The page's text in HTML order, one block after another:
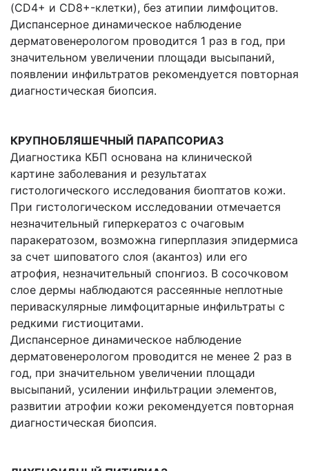
(CD4+ и CD8+-клетки), без атипии лимфоцитов.
Диспансерное динамическое наблюдение
дерматовенерологом проводится 1 раз в год, при
значительном увеличении площади высыпаний,
появлении инфильтратов рекомендуется повторная
диагностическая биопсия.
КРУПНОБЛЯШЕЧНЫЙ ПАРАПСОРИАЗ
Диагностика КБП основана на клинической
картине заболевания и результатах
гистологического исследования биоптатов кожи.
При гистологическом исследовании отмечается
незначительный гиперкератоз с очаговым
паракератозом, возможна гиперплазия эпидермиса
за счет шиповатого слоя (акантоз) или его
атрофия, незначительный спонгиоз. В сосочковом
слое дермы наблюдаются рассеянные неплотные
периваскулярные лимфоцитарные инфильтраты с
редкими гистиоцитами.
Диспансерное динамическое наблюдение
дерматовенерологом проводится не менее 2 раз в
год, при значительном увеличении площади
высыпаний, усилении инфильтрации элементов,
развитии атрофии кожи рекомендуется повторная
диагностическая биопсия.